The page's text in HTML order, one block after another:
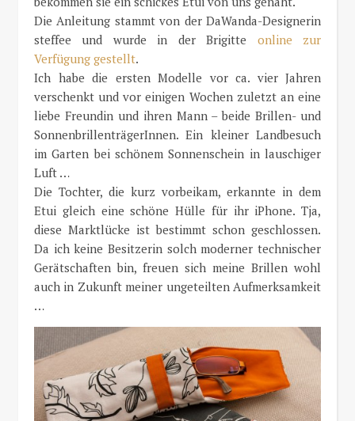
Die Anleitung stammt von der DaWanda-Designerin
steffee und wurde in der Brigitte online zur
Verfügung gestellt.
Ich habe die ersten Modelle vor ca. vier Jahren
verschenkt und vor einigen Wochen zuletzt an eine
liebe Freundin und ihren Mann – beide Brillen- und
SonnenbrillenträgerInnen. Ein kleiner Landbesuch
im Garten bei schönem Sonnenschein in lauschiger
Luft …
Die Tochter, die kurz vorbeikam, erkannte in dem
Etui gleich eine schöne Hülle für ihr iPhone. Tja,
diese Marktlücke ist bestimmt schon geschlossen.
Da ich keine Besitzerin solch moderner technischer
Gerätschaften bin, freuen sich meine Brillen wohl
auch in Zukunft meiner ungeteilten Aufmerksamkeit
…